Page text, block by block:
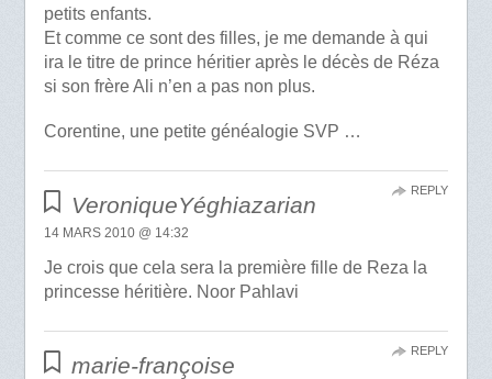
petits enfants.
Et comme ce sont des filles, je me demande à qui
ira le titre de prince héritier après le décès de Réza
si son frère Ali n’en a pas non plus.
Corentine, une petite généalogie SVP …
VeroniqueYéghiazarian
14 MARS 2010 @ 14:32
Je crois que cela sera la première fille de Reza la
princesse héritière. Noor Pahlavi
REPLY
marie-françoise
REPLY